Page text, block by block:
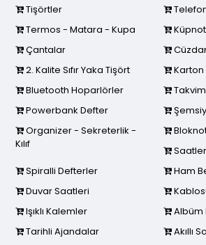
Tişörtler
Termos - Matara - Kupa
Çantalar
2. Kalite Sıfır Yaka Tişört
Bluetooth Hoparlörler
Powerbank Defter
Organizer - Sekreterlik -
Kılıf
Saatler
Spiralli Defterler
Ham
Duvar Saatleri
Işıklı Kalemler
Albüm
Tarihli Ajandalar
Akıllı